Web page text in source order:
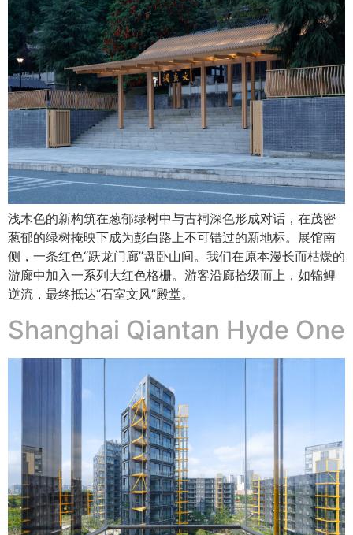
浅木色的新构筑在葱郁绿树中与古祠深色形成对话，在茂密
葱郁的绿树掩映下成为彭白路上不可错过的新地标。展馆南
侧，一条红色“跃龙门廊”盘卧山间。我们在原本漫长而枯燥的
游廊中加入一系列大红色格栅。游客沿廊拾级而上，如锦鲤
逆流，最终抵达“石室文风”殿堂。
Shanghai Qiantan Hyde One